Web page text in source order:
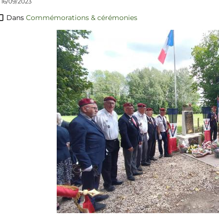
DansCommémorations & cérémonies